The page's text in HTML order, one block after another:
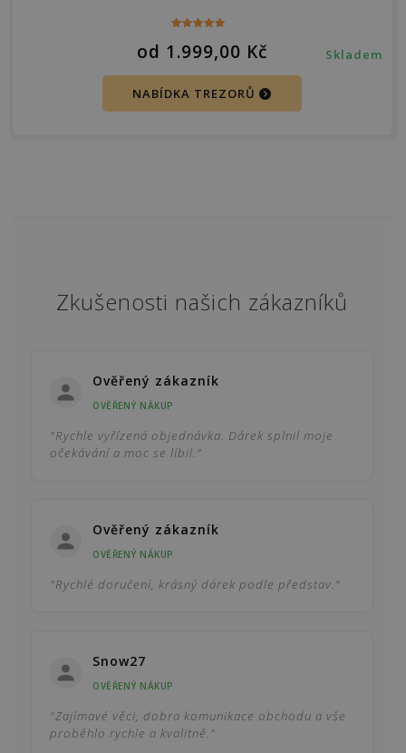
5.00
z 5
od 1.999,00 Kč Skladem
NABÍDKA TREZORŮ
Zkušenosti našich zákazníků
Ověřený zákazník
OVĚŘENÝ NÁKUP
"Rychle vyřízená objednávka. Dárek splnil moje
očekávání a moc se líbil."
Ověřený zákazník
OVĚŘENÝ NÁKUP
"Rychlé doručení, krásný dárek podle představ."
Snow27
OVĚŘENÝ NÁKUP
"Zajímavé věci, dobra komunikace obchodu a vše
proběhlo rychle a kvalitně."